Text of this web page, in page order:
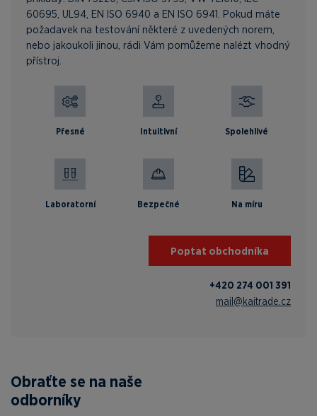
60695, UL94, EN ISO 6940 a EN ISO 6941. Pokud máte
požadavek na testování některé z uvedených norem,
nebo jakoukoli jinou, rádi Vám pomůžeme nalézt vhodný
přístroj.
Poptat obchodníka
+420 274 001 391
mail@kaitrade.cz
Přesné Intuitivní Spolehlivé
Laboratorní Bezpečné Na míru
Obraťte se na naše
odborníky